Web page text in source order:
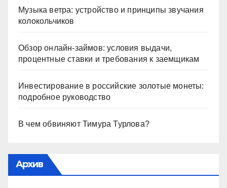
Музыка ветра: устройство и принципы звучания
колокольчиков
Обзор онлайн-займов: условия выдачи,
процентные ставки и требования к заемщикам
Инвестирование в российские золотые монеты:
подробное руководство
В чем обвиняют Тимура Турлова?
Архив